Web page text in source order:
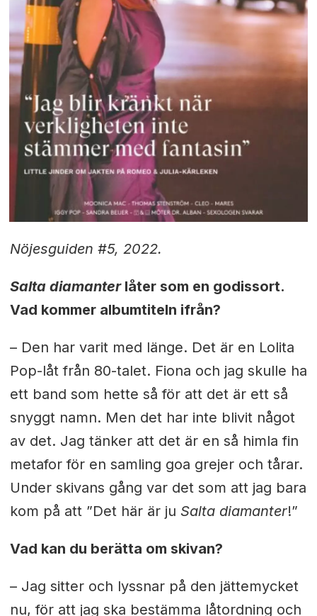
Nöjesguiden #5, 2022.
Salta diamanterlåter som en godissort.
Vad kommer albumtiteln ifrån?
– Den har varit med länge. Det är en Lolita
Pop-låt från 80-talet. Fiona och jag skulle ha
ett band som hette så för att det är ett så
snyggt namn. Men det har inte blivit något
av det. Jag tänker att det är en så himla fin
metafor för en samling goa grejer och tårar.
Under skivans gång var det som att jag bara
kom på att ”Det här är ju Salta diamanter!”
Vad kan du berätta om skivan?
– Jag sitter och lyssnar på den jättemycket
nu, för att jag ska bestämma låtordning och